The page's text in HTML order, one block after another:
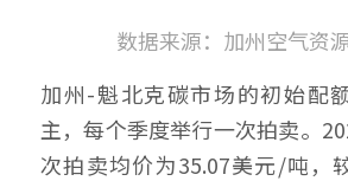
数据来源：加州空气资
加州-魁北克碳市场的初始配
主，每个季度举行一次拍卖。
次拍卖均价为35.07美元/吨，